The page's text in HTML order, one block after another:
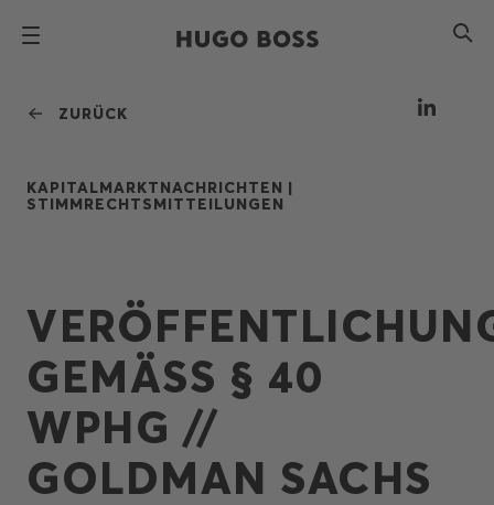
ZURÜCK
KAPITALMARKTNACHRICHTEN |
STIMMRECHTSMITTEILUNGEN
GEMÄSS § 40
WPHG //
GOLDMAN SACHS